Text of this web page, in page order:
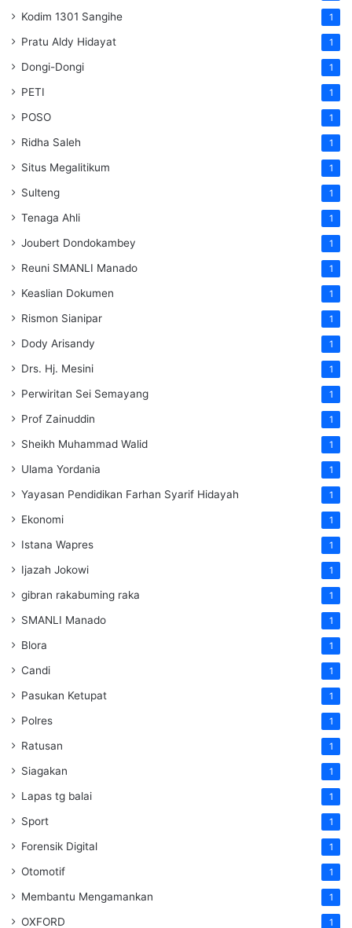
Kodim 1301 Sangihe 1
Pratu Aldy Hidayat 1
Dongi-Dongi 1
PETI 1
POSO 1
Ridha Saleh 1
Situs Megalitikum 1
Sulteng 1
Tenaga Ahli 1
Joubert Dondokambey 1
Reuni SMANLI Manado 1
Keaslian Dokumen 1
Rismon Sianipar 1
Dody Arisandy 1
Drs. Hj. Mesini 1
Perwiritan Sei Semayang 1
Prof Zainuddin 1
Sheikh Muhammad Walid 1
Ulama Yordania 1
Yayasan Pendidikan Farhan Syarif Hidayah 1
Ekonomi 1
Istana Wapres 1
Ijazah Jokowi 1
gibran rakabuming raka 1
SMANLI Manado 1
Blora 1
Candi 1
Pasukan Ketupat 1
Polres 1
Ratusan 1
Siagakan 1
Lapas tg balai 1
Sport 1
Forensik Digital 1
Otomotif 1
Membantu Mengamankan 1
OXFORD 1